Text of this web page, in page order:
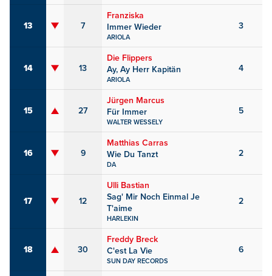
13 7
Franziska
Immer Wieder
ARIOLA
3
14 13
Die Flippers
Ay, Ay Herr Kapitän
ARIOLA
4
15 27
Jürgen Marcus
Für Immer
WALTER WESSELY
5
16 9
Matthias Carras
Wie Du Tanzt
DA
2
17 12
Ulli Bastian
Sag' Mir Noch Einmal Je
T'aime
HARLEKIN
2
18 30
Freddy Breck
C'est La Vie
SUN DAY RECORDS
6